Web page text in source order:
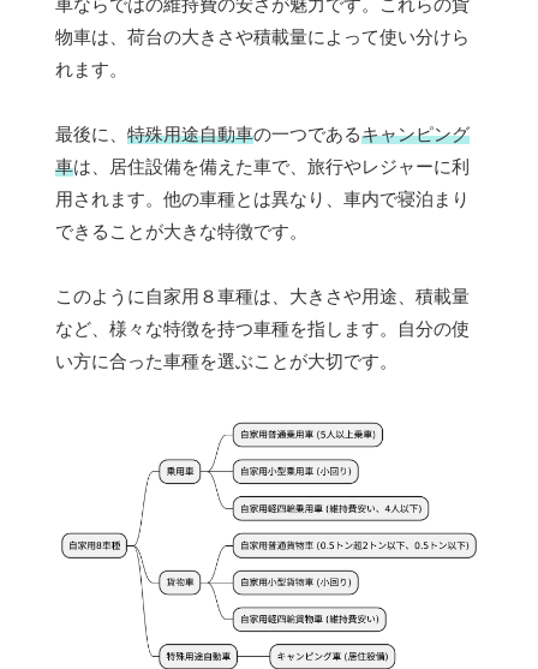
物車は、荷台の大きさや積載量によって使い分けら
れます。
最後に、 特殊用途自動車の一つであるキャンピング
車は、居住設備を備えた車で、旅行やレジャーに利
用されます。他の車種とは異なり、車内で寝泊まり
できることが大きな特徴です。
このように自家用８車種は、大きさや用途、積載量
など、様々な特徴を持つ車種を指します。自分の使
い方に合った車種を選ぶことが大切です。